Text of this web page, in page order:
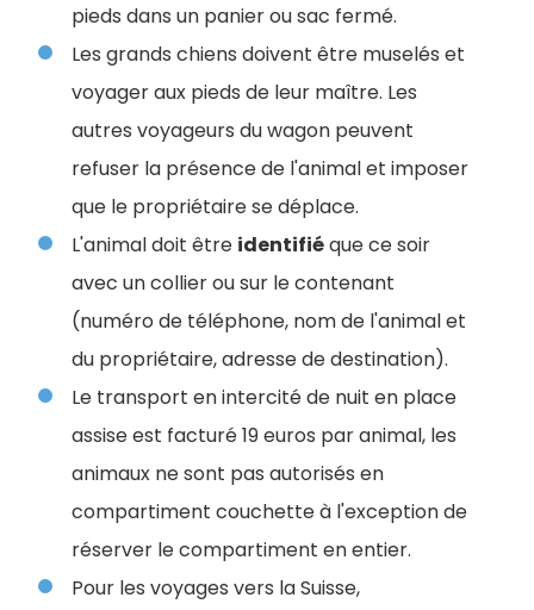
pieds dans un panier ou sac fermé.
Les grands chiens doivent être muselés et
voyager aux pieds de leur maître. Les
autres voyageurs du wagon peuvent
refuser la présence de l'animal et imposer
que le propriétaire se déplace.
L'animal doit être identifiéque ce soir
avec un collier ou sur le contenant
(numéro de téléphone, nom de l'animal et
du propriétaire, adresse de destination).
Le transport en intercité de nuit en place
assise est facturé 19 euros par animal, les
animaux ne sont pas autorisés en
compartiment couchette à l'exception de
réserver le compartiment en entier.
Pour les voyages vers la Suisse,